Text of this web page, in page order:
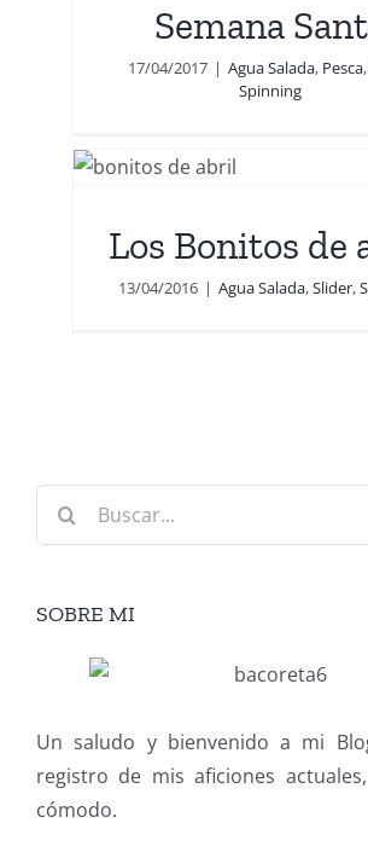
Semana
17/04/2017 | Agua Salada, Pesca,
Spinning
Los Bonitos de
13/04/2016 | Agua Salada,Slider,
Buscar:
SOBRE MI
Un saludo y bienvenido a mi
registro de mis aficiones
cómodo.